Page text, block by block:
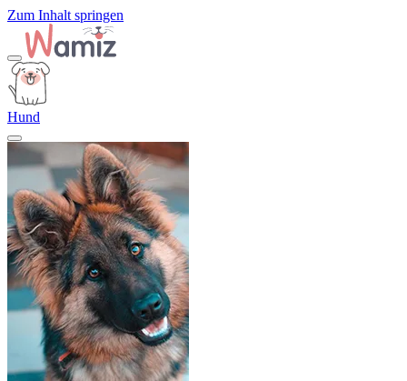
Zum Inhalt springen
Hund